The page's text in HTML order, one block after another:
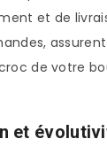
et de
de votre
et